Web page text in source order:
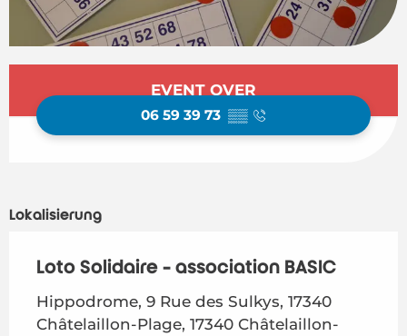
EVENT OVER
06 59 39 73 ▒▒
Lokalisierung
Loto Solidaire - association BASIC
Hippodrome, 9 Rue des Sulkys, 17340
Châtelaillon-Plage, 17340 Châtelaillon-